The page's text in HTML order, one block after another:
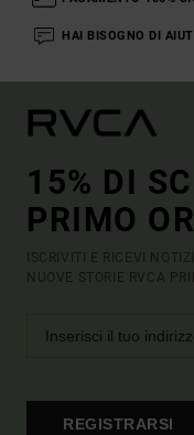
HAI BISOGNO DI
15% DI
PRIMO
ISCRIVITI E RICEVI
NUOVE STORIE RVCA
REGISTRARSI